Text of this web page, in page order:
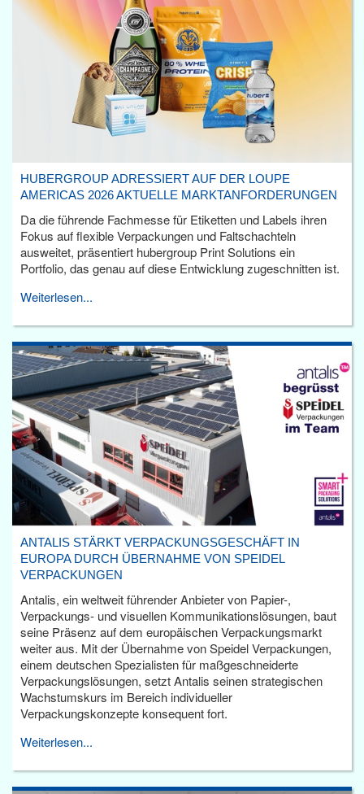
HUBERGROUP ADRESSIERT AUF DER LOUPE
AMERICAS 2026 AKTUELLE MARKTANFORDERUNGEN
Da die führende Fachmesse für Etiketten und Labels ihren
Fokus auf flexible Verpackungen und Faltschachteln
ausweitet, präsentiert hubergroup Print Solutions ein
Portfolio, das genau auf diese Entwicklung zugeschnitten ist.
Weiterlesen...
ANTALIS STÄRKT VERPACKUNGSGESCHÄFT IN
EUROPA DURCH ÜBERNAHME VON SPEIDEL
VERPACKUNGEN
Antalis, ein weltweit führender Anbieter von Papier-,
Verpackungs- und visuellen Kommunikationslösungen, baut
seine Präsenz auf dem europäischen Verpackungsmarkt
weiter aus. Mit der Übernahme von Speidel Verpackungen,
einem deutschen Spezialisten für maßgeschneiderte
Verpackungslösungen, setzt Antalis seinen strategischen
Wachstumskurs im Bereich individueller
Verpackungskonzepte konsequent fort.
Weiterlesen...